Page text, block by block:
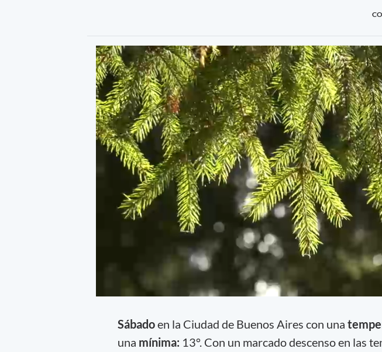
Sábadoen la Ciudad de Buenos Aires con una
una mínima: 13°. Con un marcado descenso en las